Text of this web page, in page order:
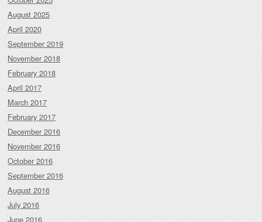
August 2025
April 2020
September 2019
November 2018
February 2018
April 2017
March 2017
February 2017
December 2016
November 2016
October 2016
September 2016
August 2016
July 2016
June 2016